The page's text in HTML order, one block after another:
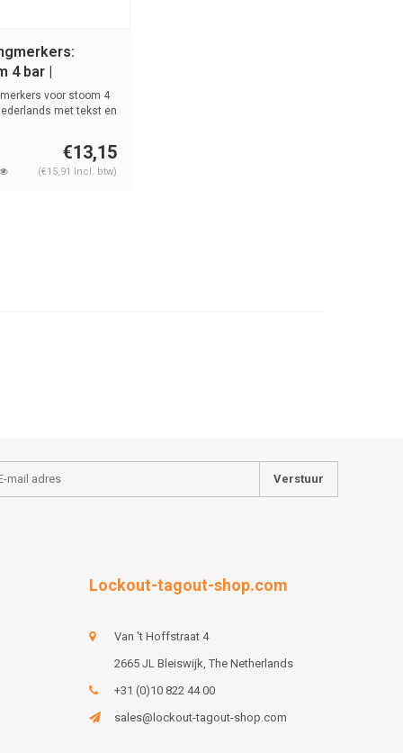
4 bar |
| Stoom
voor stoom 4
met tekst en
€13,15
(€15,91 Incl. btw)
Verstuur
Lockout-tagout-shop.com
Van 't Hoffstraat 4
2665 JL Bleiswijk, The Netherlands
+31 (0)10 822 44 00
sales@lockout-tagout-shop.com